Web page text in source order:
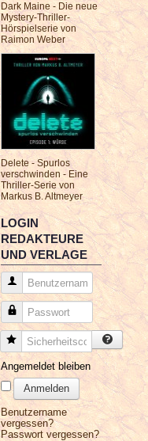
Dark Maine - Die neue
Mystery-Thriller-
Hörspielserie von
Raimon Weber
Delete - Spurlos
verschwinden - Eine
Thriller-Serie von
Markus B. Altmeyer
LOGIN
REDAKTEURE
UND VERLAGE
Benutzername
Passwort
Sicherheitscode
Angemeldet bleiben
Anmelden
Benutzername
vergessen?
Passwort vergessen?